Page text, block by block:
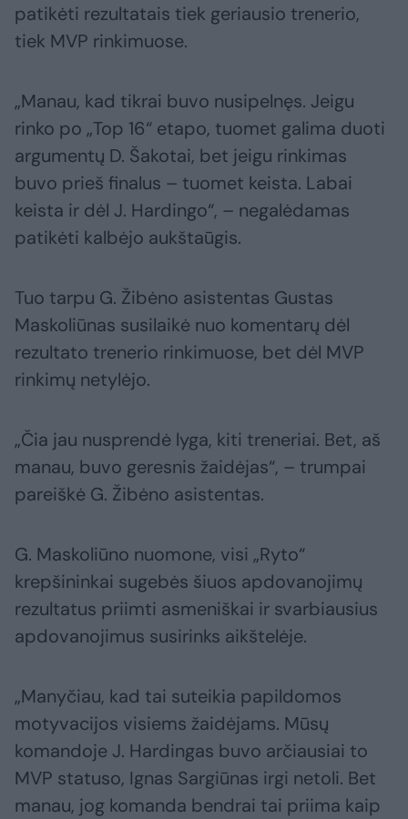
patikėti rezultatais tiek geriausio trenerio,
tiek MVP rinkimuose.
„Manau, kad tikrai buvo nusipelnęs. Jeigu
rinko po „Top 16“ etapo, tuomet galima duoti
argumentų D. Šakotai, bet jeigu rinkimas
buvo prieš finalus – tuomet keista. Labai
keista ir dėl J. Hardingo“, – negalėdamas
patikėti kalbėjo aukštaūgis.
Tuo tarpu G. Žibėno asistentas Gustas
Maskoliūnas susilaikė nuo komentarų dėl
rezultato trenerio rinkimuose, bet dėl MVP
rinkimų netylėjo.
„Čia jau nusprendė lyga, kiti treneriai. Bet, aš
manau, buvo geresnis žaidėjas“, – trumpai
pareiškė G. Žibėno asistentas.
G. Maskoliūno nuomone, visi „Ryto“
krepšininkai sugebės šiuos apdovanojimų
rezultatus priimti asmeniškai ir svarbiausius
apdovanojimus susirinks aikštelėje.
„Manyčiau, kad tai suteikia papildomos
motyvacijos visiems žaidėjams. Mūsų
komandoje J. Hardingas buvo arčiausiai to
MVP statuso, Ignas Sargiūnas irgi netoli. Bet
manau, jog komanda bendrai tai priima kaip